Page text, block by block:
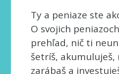
Ty a peniaze ste
O svojich
prehľad, nič ti
šetríš, akumuluješ,
zarábaš a